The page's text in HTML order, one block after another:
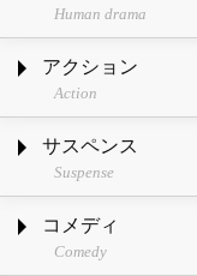
Human drama
アクション
Action
サスペンス
Suspense
コメディ
Comedy